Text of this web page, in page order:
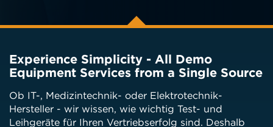
Experience Simplicity - All Demo
Equipment Services from a Single Source
Ob IT-, Medizintechnik- oder Elektrotechnik-
Hersteller - wir wissen, wie wichtig Test- und
Leihgeräte für Ihren Vertriebserfolg sind. Deshalb